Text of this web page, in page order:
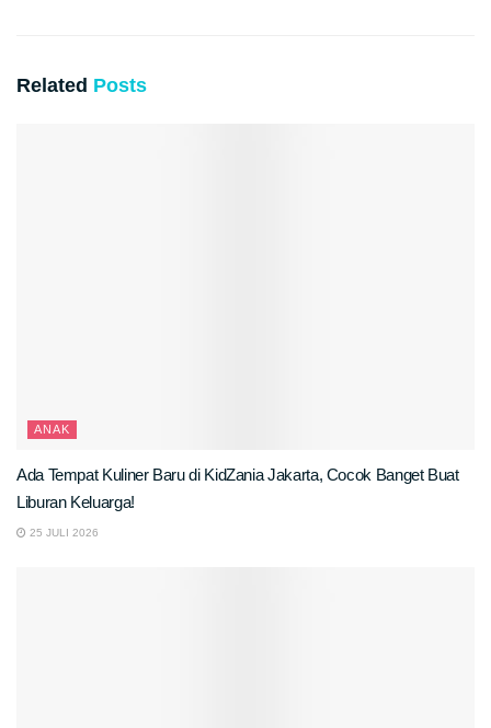
Related Posts
ANAK
Ada Tempat Kuliner Baru di KidZania Jakarta, Cocok Banget Buat
Liburan Keluarga!
25 JULI 2026